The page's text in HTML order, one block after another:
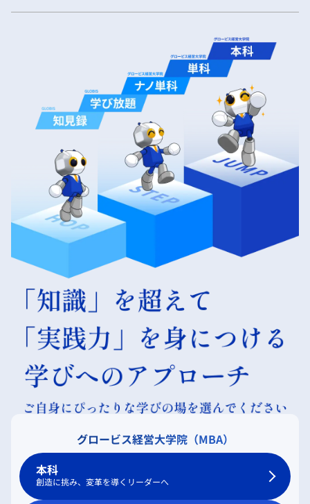
グロービス経営大学院（MBA）
本科
創造に挑み、変革を導くリーダーへ